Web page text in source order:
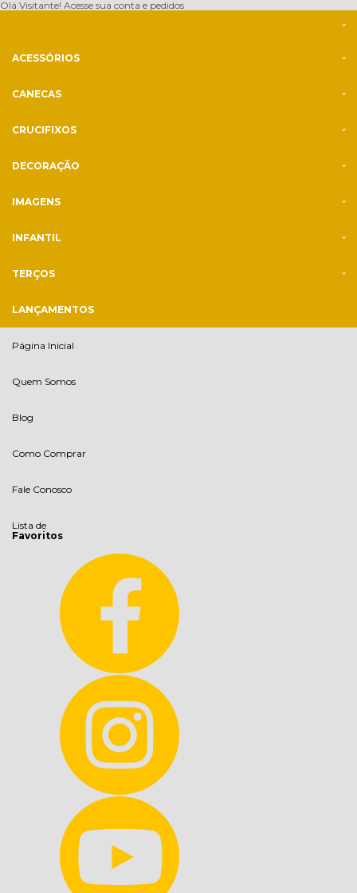
Olá Visitante! Acesse sua conta e pedidos
ACESSÓRIOS
CANECAS
CRUCIFIXOS
DECORAÇÃO
IMAGENS
INFANTIL
TERÇOS
LANÇAMENTOS
Página Inicial
Quem Somos
Blog
Como Comprar
Fale Conosco
Lista de
Favoritos